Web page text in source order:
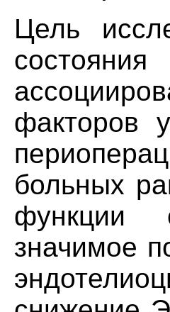
Цель
факторов
больных
функции
значимое